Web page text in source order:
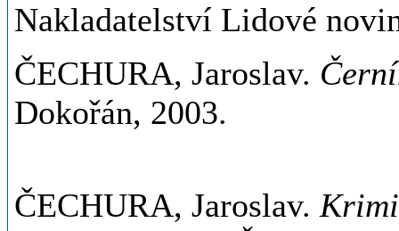
Nakladatelství Lidové
ČECHURA, Jaroslav.
Dokořán, 2003.
ČECHURA, Jaroslav.